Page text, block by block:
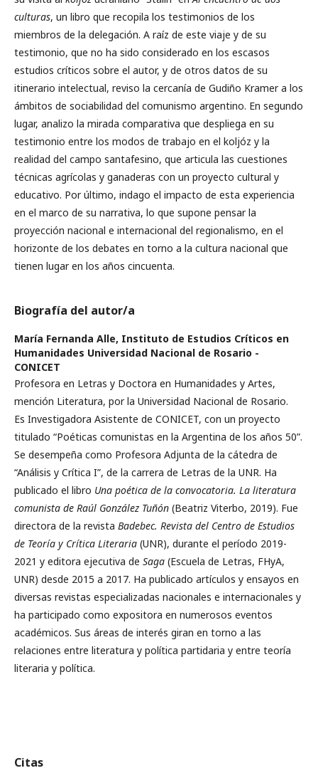
culturas, un libro que recopila los testimonios de los
miembros de la delegación. A raíz de este viaje y de su
testimonio, que no ha sido considerado en los escasos
estudios críticos sobre el autor, y de otros datos de su
itinerario intelectual, reviso la cercanía de Gudiño Kramer a los
ámbitos de sociabilidad del comunismo argentino. En segundo
lugar, analizo la mirada comparativa que despliega en su
testimonio entre los modos de trabajo en el koljóz y la
realidad del campo santafesino, que articula las cuestiones
técnicas agrícolas y ganaderas con un proyecto cultural y
educativo. Por último, indago el impacto de esta experiencia
en el marco de su narrativa, lo que supone pensar la
proyección nacional e internacional del regionalismo, en el
horizonte de los debates en torno a la cultura nacional que
tienen lugar en los años cincuenta.
Biografía del autor/a
María Fernanda Alle, Instituto de Estudios Críticos en
Humanidades Universidad Nacional de Rosario -
CONICET
Profesora en Letras y Doctora en Humanidades y Artes,
mención Literatura, por la Universidad Nacional de Rosario.
Es Investigadora Asistente de CONICET, con un proyecto
titulado “Poéticas comunistas en la Argentina de los años 50”.
Se desempeña como Profesora Adjunta de la cátedra de
“Análisis y Crítica I”, de la carrera de Letras de la UNR. Ha
publicado el libro Una poética de la convocatoria. La literatura
comunista de Raúl González Tuñón (Beatriz Viterbo, 2019). Fue
directora de la revista Badebec. Revista del Centro de Estudios
de Teoría y Crítica Literaria (UNR), durante el período 2019-
2021 y editora ejecutiva de Saga (Escuela de Letras, FHyA,
UNR) desde 2015 a 2017. Ha publicado artículos y ensayos en
diversas revistas especializadas nacionales e internacionales y
ha participado como expositora en numerosos eventos
académicos. Sus áreas de interés giran en torno a las
relaciones entre literatura y política partidaria y entre teoría
literaria y política.
Citas